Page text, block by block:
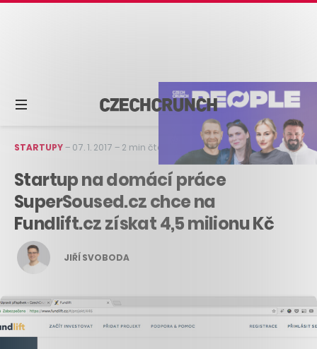
STARTUPY– 07. 1. 2017 – 2 min čtení
Startup na domácí práce
SuperSoused.cz chce na
Fundlift.cz získat 4,5 milionu Kč
JIŘÍ SVOBODA